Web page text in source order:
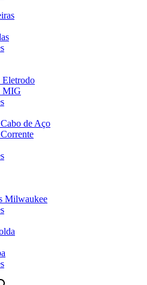
Eletrodo
MIG
de Aço
Milwaukee